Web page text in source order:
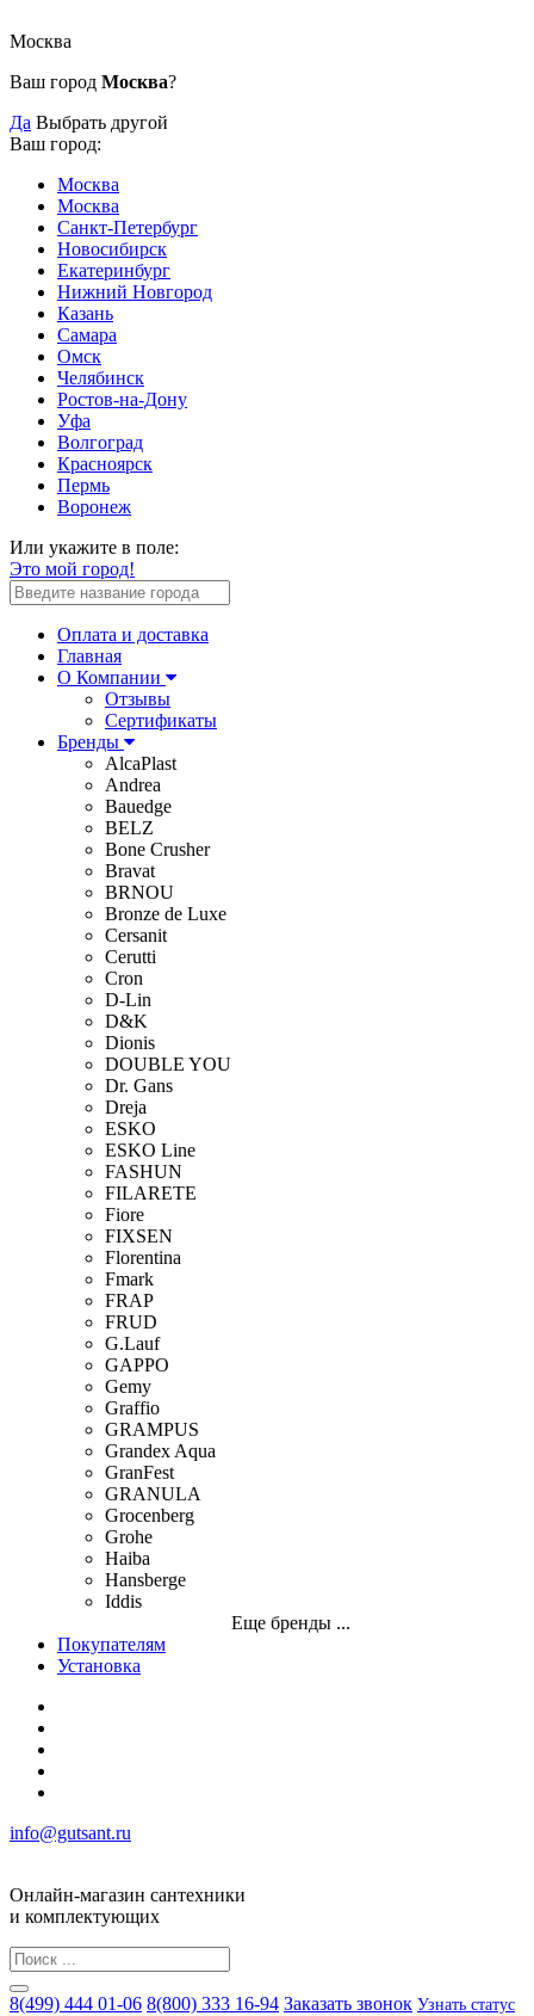
Москва
Ваш город Москва?
Да Выбрать другой
Ваш город:
Москва
Москва
Санкт-Петербург
Новосибирск
Екатеринбург
Нижний Новгород
Казань
Самара
Омск
Челябинск
Ростов-на-Дону
Уфа
Волгоград
Красноярск
Пермь
Воронеж
Или укажите в поле:
Это мой город!
Оплата и доставка
Главная
О Компании
Отзывы
Сертификаты
Бренды
AlcaPlast
Andrea
Bauedge
BELZ
Bone Crusher
Bravat
BRNOU
Bronze de Luxe
Cersanit
Cerutti
Cron
D-Lin
D&K
Dionis
DOUBLE YOU
Dr. Gans
Dreja
ESKO
ESKO Line
FASHUN
FILARETE
Fiore
FIXSEN
Florentina
Fmark
FRAP
FRUD
G.Lauf
GAPPO
Gemy
Graffio
GRAMPUS
Grandex Aqua
GranFest
GRANULA
Grocenberg
Grohe
Haiba
Hansberge
Iddis
Еще бренды ...
Покупателям
Установка
info@gutsant.ru
Онлайн-магазин сантехники
и комплектующих
8(499) 444 01-06 8(800) 333 16-94 Заказать звонок Узнать статус